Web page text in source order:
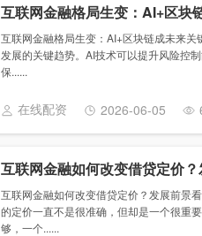
互联网金融格局生变：AI+区块
互联网金融格局生变：AI+区块链成未来
发展的关键趋势。AI技术可以提升风险控
保......
在线配资 2026-06-05
互联网金融如何改变借贷定价
互联网金融如何改变借贷定价？发展前景
的定价一直不是很准确，但却是一个很重
够，一个......